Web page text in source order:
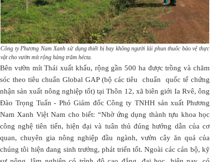
Công ty Phương Nam Xanh sử dụng thiết bị bay không người lái phun thuốc bảo vệ thực
vật cho vườn mít rộng hàng trăm hécta.
Bên vườn mít Thái xuất khẩu, rộng gần 500 ha được trồng và chăm
sóc theo tiêu chuẩn Global GAP (bộ các tiêu chuẩn quốc tế chứng
nhận sản xuất nông nghiệp tốt) tại Thôn 12, xã biên giới Ia Rvê, ông
Đào Trọng Tuấn - Phó Giám đốc Công ty TNHH sản xuất Phương
Nam Xanh Việt Nam cho biết: “Nhờ ứng dụng thành tựu khoa học
công nghệ tiên tiến, hiện đại và tuân thủ đúng hướng dẫn của cơ
quan, chuyên gia nông nghiệp đầu ngành, vườn cây ăn quả của
chúng tôi hiện đang sinh trưởng, phát triển tốt. Ngoài các cán bộ, kỹ